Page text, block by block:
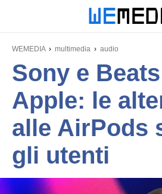
WEMEDIA multimedia audio
Sony e
Apple: le
alle AirPods
gli utenti